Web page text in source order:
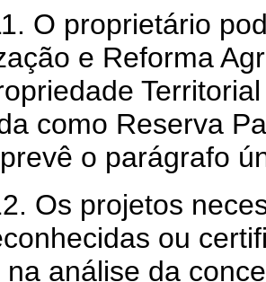
O proprietário
e Reforma
como Reserva
o parágrafo
Os projetos
ou
na análise da